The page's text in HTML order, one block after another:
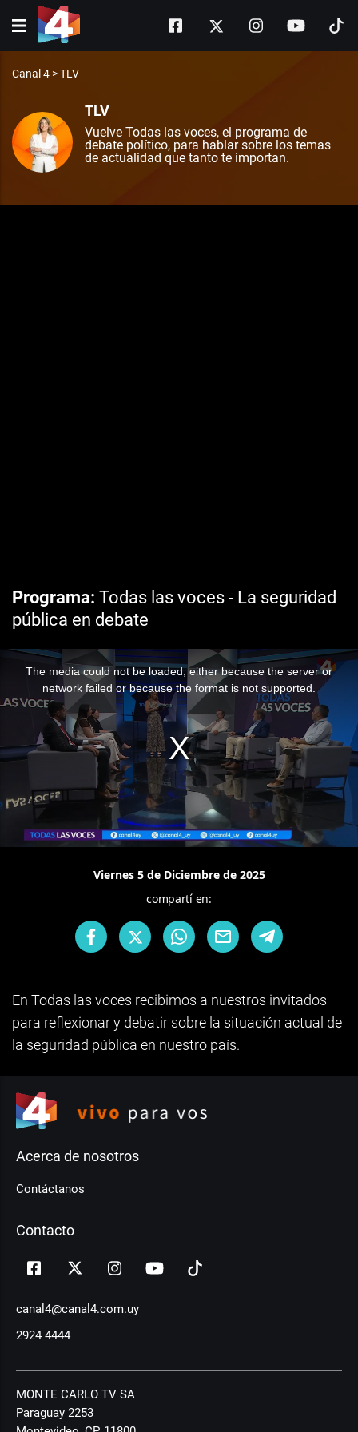
Canal 4 >TLV
TLV
Vuelve Todas las voces, el programa de
debate político, para hablar sobre los temas
de actualidad que tanto te importan.
Programa Todas las voces - La seguridad
pública en debate
The media could not be loaded, either because the server or
network failed or because the format is not supported.
Viernes 5 de Diciembre de 2025
compartí en:
En Todas las voces recibimos a nuestros invitados
para reflexionar y debatir sobre la situación actual de
la seguridad pública en nuestro país.
Acerca de nosotros
Contáctanos
Contacto
canal4@canal4.com.uy
2924 4444
MONTE CARLO TV SA
Paraguay 2253